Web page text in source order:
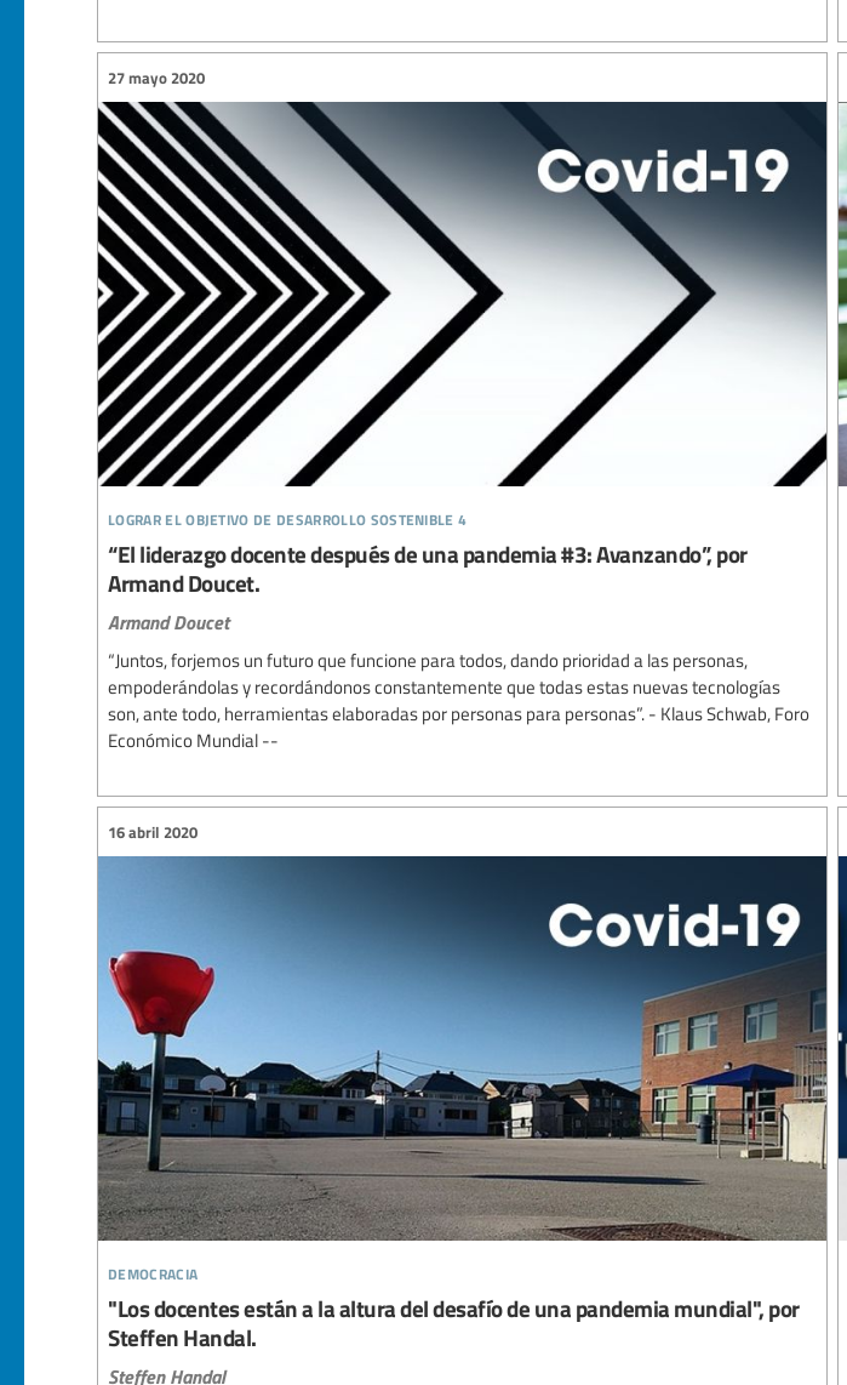
lograr el objetivo de desarrollo sostenible 4
27 mayo 2020
“El liderazgo docente después de una pandemia #3: Avanzando”, por
Armand Doucet.
Armand Doucet
“Juntos, forjemos un futuro que funcione para todos, dando prioridad a las personas,
empoderándolas y recordándonos constantemente que todas estas nuevas tecnologías
son, ante todo, herramientas elaboradas por personas para personas”. - Klaus Schwab, Foro
Económico Mundial --
democracia
16 abril 2020
"Los docentes están a la altura del desafío de una pandemia mundial", por
Steffen Handal.
Steffen Handal